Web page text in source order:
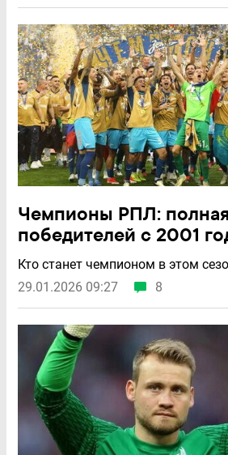
Чемпионы РПЛ:
победителей с 2001
Кто станет чемпионом в этом
29.01.2026 09:27
8